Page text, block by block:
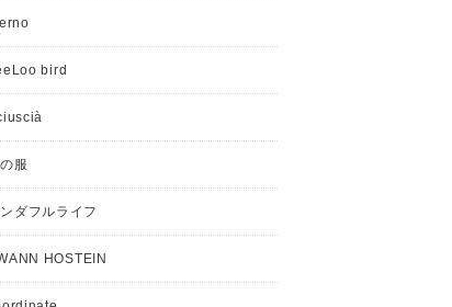
bird
服
ダフルライフ
HOSTEIN